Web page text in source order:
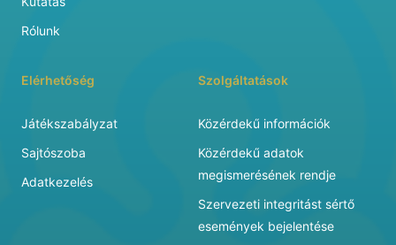
Rólunk
Elérhetőség
Játékszabályzat
Sajtószoba
Adatkezelés
Szolgáltatások
Közérdekű információk
Közérdekű adatok
megismerésének rendje
Szervezeti integritást sértő
események bejelentése